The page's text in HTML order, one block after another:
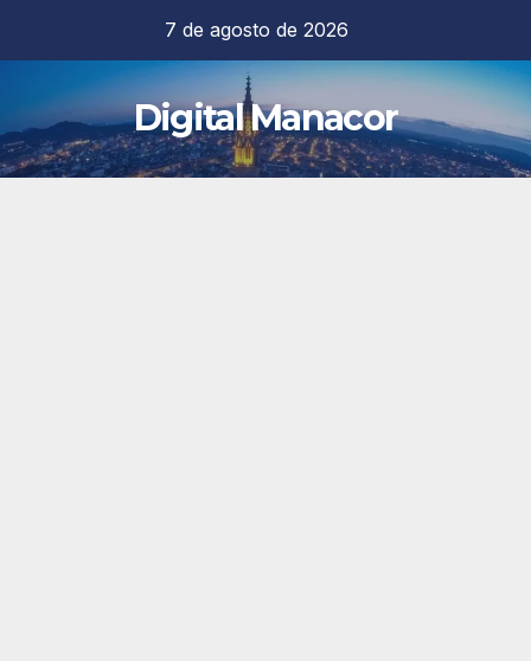
contenido
7 de agosto de 2026
Digital Manacor